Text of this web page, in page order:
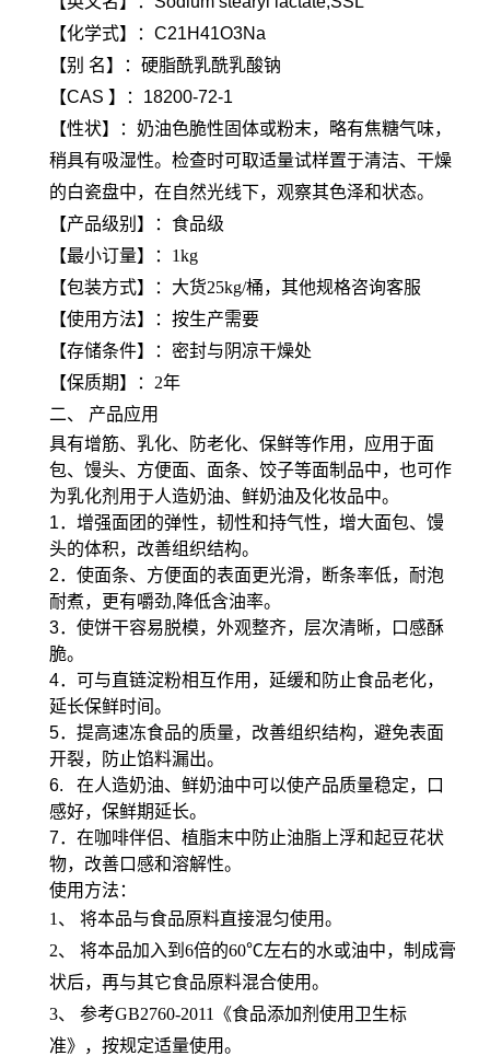
【化学式】：C21H41O3Na
【别 名】： 硬脂酰乳酰乳酸钠
【CAS 】：18200-72-1
【性状】：奶油色脆性固体或粉末，略有焦糖气味，
稍具有吸湿性。检查时可取适量试样置于清洁、干燥
的白瓷盘中，在自然光线下，观察其色泽和状态。
【产品级别】：食品级
【最小订量】：1kg
【包装方式】：大货25kg/桶，其他规格咨询客服
【使用方法】：按生产需要
【存储条件】：密封与阴凉干燥处
【保质期】：2年
二、 产品应用
具有增筋、乳化、防老化、保鲜等作用，应用于面
包、馒头、方便面、面条、饺子等面制品中，也可作
为乳化剂用于人造奶油、鲜奶油及化妆品中。
1．增强面团的弹性，韧性和持气性，增大面包、馒
头的体积，改善组织结构。
2．使面条、方便面的表面更光滑，断条率低，耐泡
耐煮，更有嚼劲,降低含油率。
3．使饼干容易脱模，外观整齐，层次清晰，口感酥
脆。
4．可与直链淀粉相互作用，延缓和防止食品老化，
延长保鲜时间。
5．提高速冻食品的质量，改善组织结构，避免表面
开裂，防止馅料漏出。
6. 在人造奶油、鲜奶油中可以使产品质量稳定，口
感好，保鲜期延长。
7．在咖啡伴侣、植脂末中防止油脂上浮和起豆花状
物，改善口感和溶解性。
使用方法：
1、 将本品与食品原料直接混匀使用。
2、 将本品加入到6倍的60℃左右的水或油中，制成膏
状后，再与其它食品原料混合使用。
3、 参考GB2760-2011《食品添加剂使用卫生标
准》，按规定适量使用。